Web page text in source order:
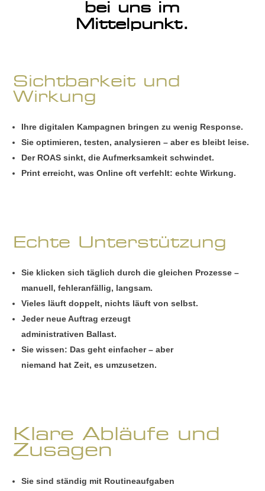
bei uns im
Mittelpunkt.
Sichtbarkeit und
Wirkung
Ihre digitalen Kampagnen bringen zu wenig Response.
Sie optimieren, testen, analysieren – aber es bleibt leise.
Der ROAS sinkt, die Aufmerksamkeit schwindet.
Print erreicht, was Online oft verfehlt: echte Wirkung.
Echte Unterstützung
Sie klicken sich täglich durch die gleichen Prozesse –
manuell, fehleranfällig, langsam.
Vieles läuft doppelt, nichts läuft von selbst.
Jeder neue Auftrag erzeugt
administrativen Ballast.
Sie wissen: Das geht einfacher – aber
niemand hat Zeit, es umzusetzen.
Klare Abläufe und
Zusagen
Sie sind ständig mit Routineaufgaben